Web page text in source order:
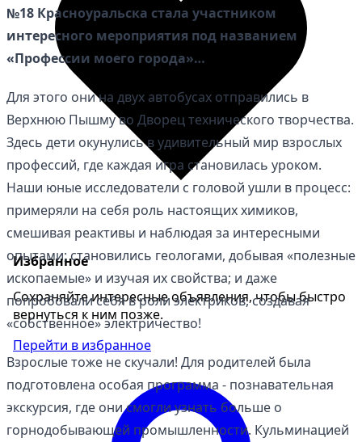
Избранное
Сохраняйте интересные объявления, чтобы быстро
вернуться к ним позже.
Перейти в избранное
№18 Красноуральска стала участником
интересного мероприятия под названием
«Профессии моего города»…
Для этого они на двух автобусах отправились в
Верхнюю Пышму во Дворец технического творчества.
Здесь дети окунулись в удивительный мир взрослых
профессий, где каждая игра становилась уроком.
Наши юные исследователи с головой ушли в процесс:
примеряли на себя роль настоящих химиков,
смешивая реактивы и наблюдая за интересными
опытами; становились геологами, добывая «полезные
ископаемые» и изучая их свойства; и даже
попробовали себя в роли электриков, создавая
«собственное» электричество!
Взрослые тоже не скучали! Для родителей была
подготовлена особая программа - познавательная
экскурсия, где они смогли узнать больше о
горнодобывающей промышленности. Кульминацией